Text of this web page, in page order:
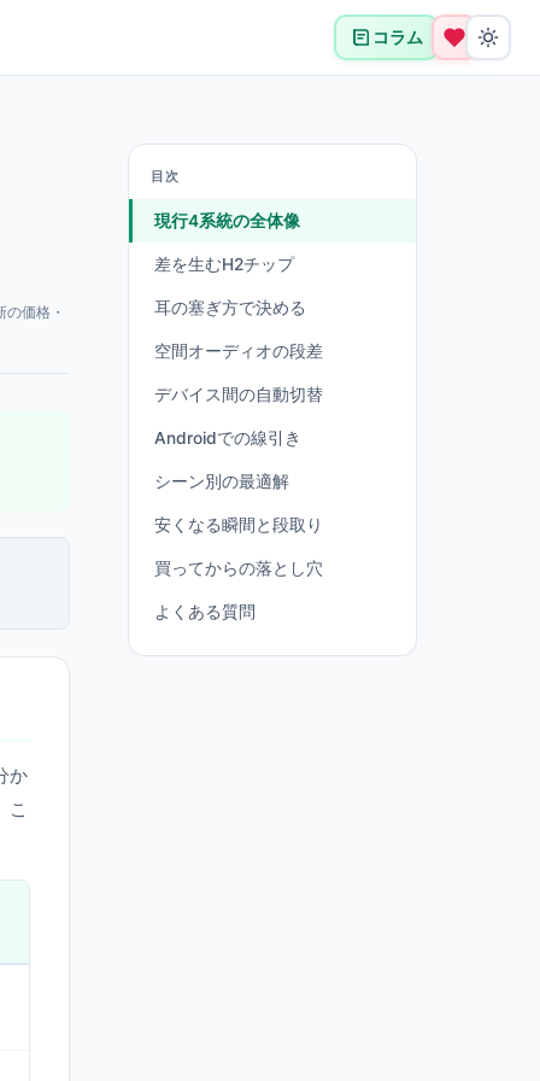
コラム
価格・
か
こ
目次
現行4系統の全体像
差を生むH2チップ
耳の塞ぎ方で決める
空間オーディオの段差
デバイス間の自動切替
Androidでの線引き
シーン別の最適解
安くなる瞬間と段取り
買ってからの落とし穴
よくある質問